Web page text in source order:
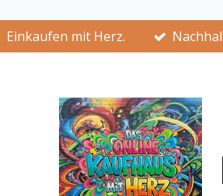
Einkaufen mit Herz.